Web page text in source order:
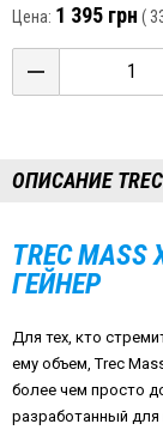
Цена: 1 395 грн (
ОПИСАНИЕ TREC
TREC
ГЕЙНЕР
Для тех, кто
ему объем, Trec
более чем просто
разработанный для